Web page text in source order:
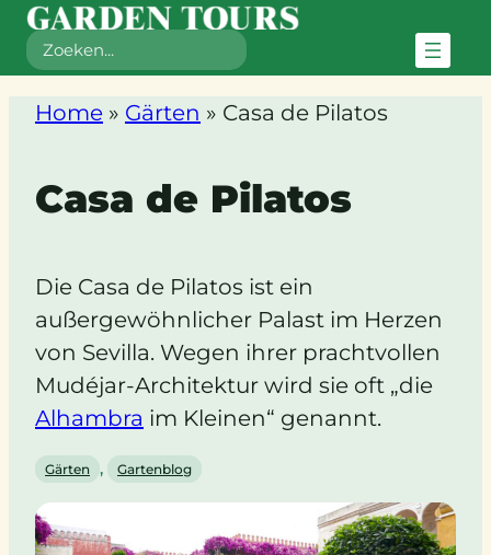
Zoeken
Home » Gärten » Casa de Pilatos
Casa de Pilatos
Die Casa de Pilatos ist ein
außergewöhnlicher Palast im Herzen
von Sevilla. Wegen ihrer prachtvollen
Mudéjar-Architektur wird sie oft „die
Alhambra im Kleinen“ genannt.
Gärten , Gartenblog